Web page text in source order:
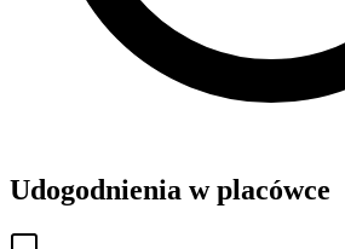
Udogodnienia w placówce